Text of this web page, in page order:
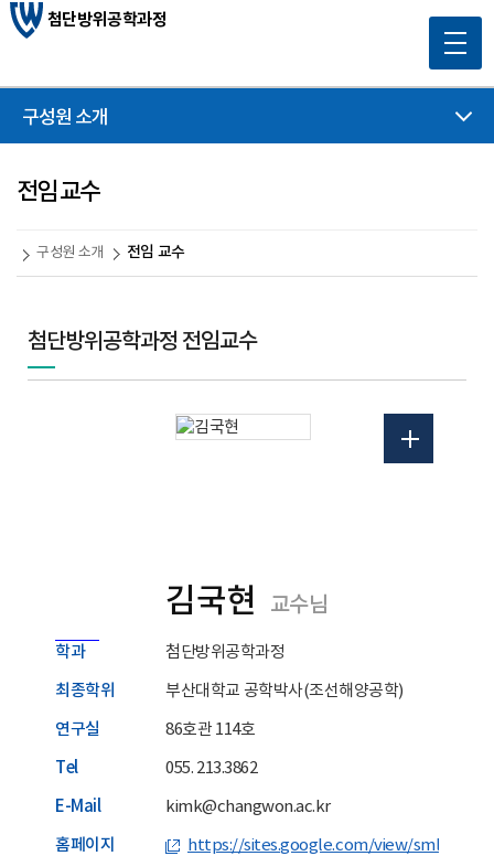
첨단방위공학과정
구성원 소개
전임 교수
구성원 소개 전임 교수
첨단방위공학과정 전임교수
김국현 교수님
학과 첨단방위공학과정
최종학위 부산대학교 공학박사(조선해양공학)
연구실 86호관 114호
Tel 055. 213.3862
E-Mail kimk@changwon.ac.kr
홈페이지 https://sites.google.com/view/sml-en